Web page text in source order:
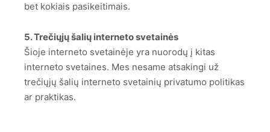
bet kokiais pasikeitimais.
5. Trečiųjų šalių interneto svetainės
Šioje interneto svetainėje yra nuorodų į kitas
interneto svetaines. Mes nesame atsakingi už
trečiųjų šalių interneto svetainių privatumo politikas
ar praktikas.